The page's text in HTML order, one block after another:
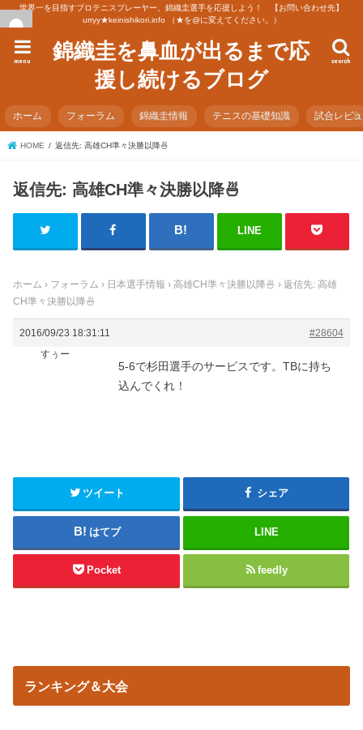
世界一を目指すプロテニスプレーヤー、錦織圭選手を応援しよう！ 【お問い合わせ先】
urryy★keinishikori.info （★を@に変えてください。）
錦織圭を鼻血が出るまで応
援し続けるブログ
search
menu
ホーム フォーラム 錦織圭情報 テニスの基礎知識 試合レビ
HOME 返信先: 高雄CH準々決勝以降🍜
返信先: 高雄CH準々決勝以降🍜
LINE
ホーム › フォーラム › 日本選手情報 › 高雄CH準々決勝以降🍜 › 返信先: 高雄
CH準々決勝以降🍜
2016/09/23 18:31:11
#28604
すぅー
5-6で杉田選手のサービスです。TBに持ち
込んでくれ！
ツイート シェア
はてブ LINE
Pocket feedly
ランキング＆大会